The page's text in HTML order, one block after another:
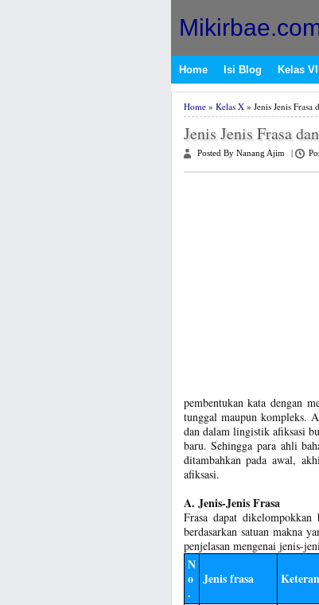
Home Isi Blog Kelas VII
Home» Kelas X» Jenis Jenis Frasa
Jenis Jenis Frasa
Posted By Nanang Ajim
pembentukan kata dengan
tunggal maupun kompleks.
dan dalam lingistik afiksasi
baru. Sehingga para ahli
ditambahkan pada awal,
afiksasi.
A. Jenis-Jenis Frasa
Frasa dapat
berdasarkan satuan makna
penjelasan mengenai jenis-
N
o
.
Jenis frasa